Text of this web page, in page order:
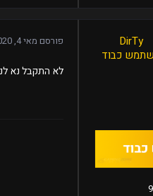
DirTy
כבוד
פורסם מאי 4, 2020
לא התקבל נא